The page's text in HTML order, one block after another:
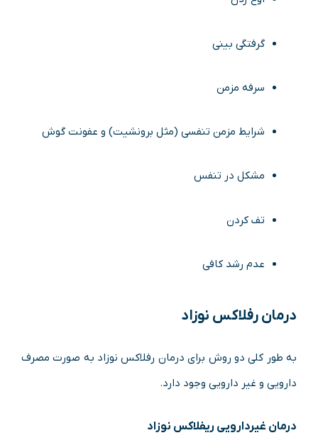
گرفتگی بینی
سرفه مزمن
شرایط مزمن تنفسی (مثل برونشیت) و عفونت گوش
مشکل در تنفس
تف کردن
عدم رشد کافی
درمان رفلاکس نوزاد
به طور کلی دو روش برای درمان رفلاکس نوزاد به صورت مصرف
دارویی و غیر دارویی وجود دارد.
درمان غیردارویی ریفلاکس نوزاد